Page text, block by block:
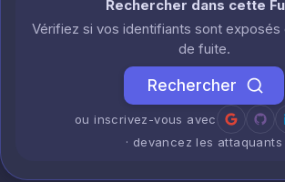
Rechercher dans cette
Vérifiez si vos identifiants sont
de fuite.
Rechercher
ou inscrivez-vous avec
· devancez les attaquants